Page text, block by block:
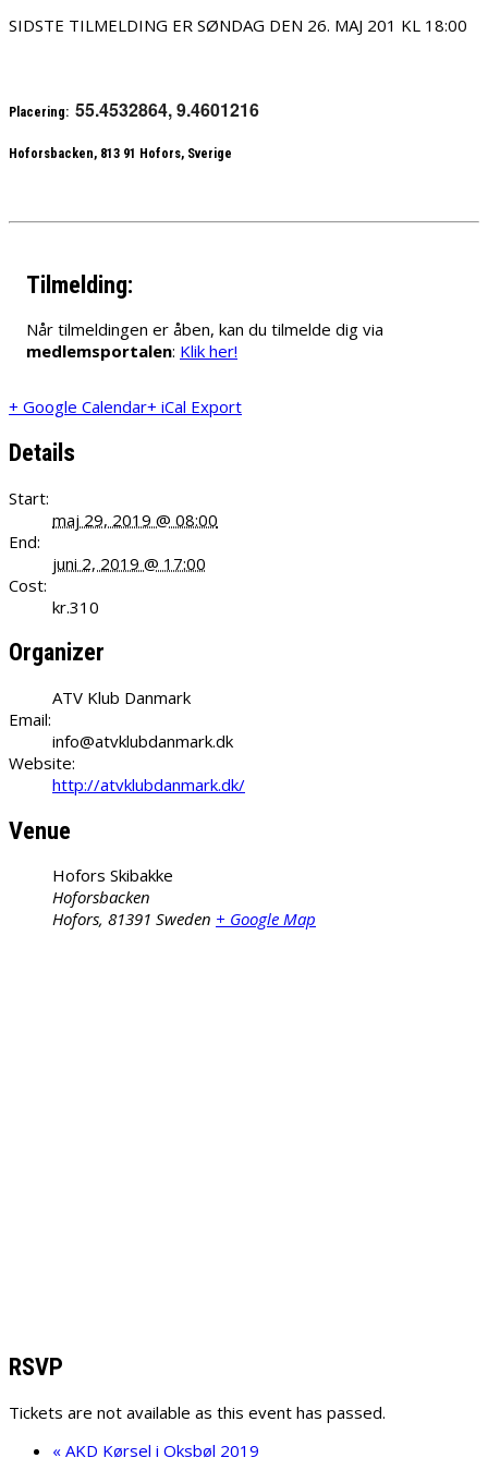
SIDSTE TILMELDING ER SØNDAG DEN 26. MAJ 201 KL 18:00
Placering: 55.4532864, 9.4601216
Hoforsbacken, 813 91 Hofors, Sverige
Tilmelding:
Når tilmeldingen er åben, kan du tilmelde dig via
medlemsportalen: Klik her!
+ Google Calendar+ iCal Export
Details
Start:
maj 29, 2019 @ 08:00
End:
juni 2, 2019 @ 17:00
Cost:
kr.310
Organizer
ATV Klub Danmark
Email:
info@atvklubdanmark.dk
Website:
http://atvklubdanmark.dk/
Venue
Hofors Skibakke
Hoforsbacken
Hofors, 81391 Sweden + Google Map
RSVP
Tickets are not available as this event has passed.
« AKD Kørsel i Oksbøl 2019